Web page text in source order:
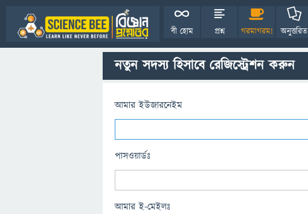
বী হোম প্রশ্ন গরমাগরম! অনুত্তরিত
নতুন সদস্য হিসাবে রেজিস্ট্রেশন করুন
আমার ইউজারনেইম
পাসওয়ার্ডঃ
আমার ই-মেইলঃ